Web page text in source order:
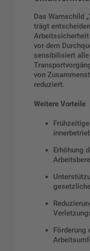
Das Warnschild
trägt
vor dem
sensibilisiert
von
reduziert.
Weitere Vorteile
Erhöhung
Förderung